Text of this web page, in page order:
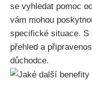
se vyhledat pomoc
vám mohou
specifické situace.
přehled a
důchodce.